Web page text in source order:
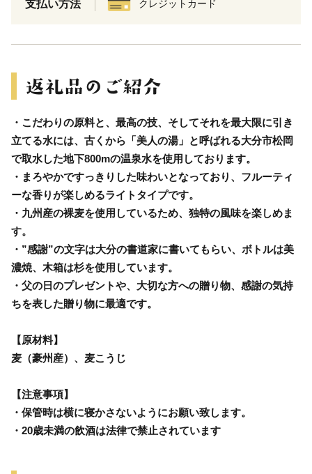
支払い方法 クレジットカード
・こだわりの原料と、最高の技、そしてそれを最大限に引き
立てる水には、古くから「美人の湯」と呼ばれる大分市松岡
で取水した地下800mの温泉水を使用しております。
・まろやかですっきりした味わいとなっており、フルーティ
ーな香りが楽しめるライトタイプです。
・九州産の裸麦を使用しているため、独特の風味を楽しめま
す。
・”感謝”の文字は大分の書道家に書いてもらい、ボトルは美
濃焼、木箱は杉を使用しています。
・父の日のプレゼントや、大切な方への贈り物、感謝の気持
ちを表した贈り物に最適です。
【原材料】
麦（豪州産）、麦こうじ
【注意事項】
・保管時は横に寝かさないようにお願い致します。
・20歳未満の飲酒は法律で禁止されています